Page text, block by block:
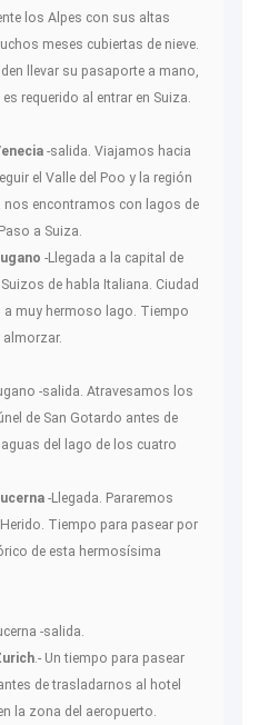
los Alpes con sus altas
meses cubiertas de nieve.
llevar su pasaporte a mano,
requerido al entrar en Suiza.
-salida. Viajamos hacia
el Valle del Poo y la región
nos encontramos con lagos de
a Suiza.
-Llegada a la capital de
de habla Italiana. Ciudad
a muy hermoso lago. Tiempo
almorzar.
-salida. Atravesamos los
de San Gotardo antes de
del lago de los cuatro
-Llegada. Pararemos
Tiempo para pasear por
de esta hermosísima
-salida.
.- Un tiempo para pasear
de trasladarnos al hotel
la zona del aeropuerto.